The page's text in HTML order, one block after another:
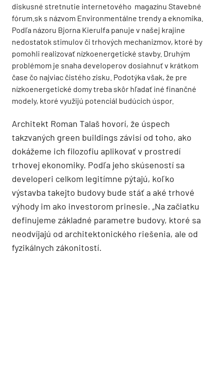
diskusné stretnutie internetového magazínu Stavebné
fórum.sk s názvom Environmentálne trendy a eknomika.
Podľa názoru Bjorna Kierulfa panuje v našej krajine
nedostatok stimulov či trhových mechanizmov, ktoré by
pomohli realizovať nízko­energetické stavby. Druhým
problémom je snaha developerov dosiahnuť v krátkom
čase čo najviac čistého zisku. Podotýka však, že pre
nízkoenergetické domy treba skôr hľadať iné finančné
modely, ktoré využijú potenciál budúcich úspor.
Architekt Roman Talaš hovorí, že úspech
takzvaných green buildings závisí od toho, ako
dokážeme ich filozofiu aplikovať v prostredí
trhovej ekonomiky. Podľa jeho skúseností sa
developeri celkom legitímne pýtajú, koľko
výstavba takejto budovy bude stáť a aké trhové
výhody im ako investorom prinesie. „Na začiatku
definujeme základné parametre budovy, ktoré sa
neodvíjajú od architektonického riešenia, ale od
fyzikálnych zákonitostí.